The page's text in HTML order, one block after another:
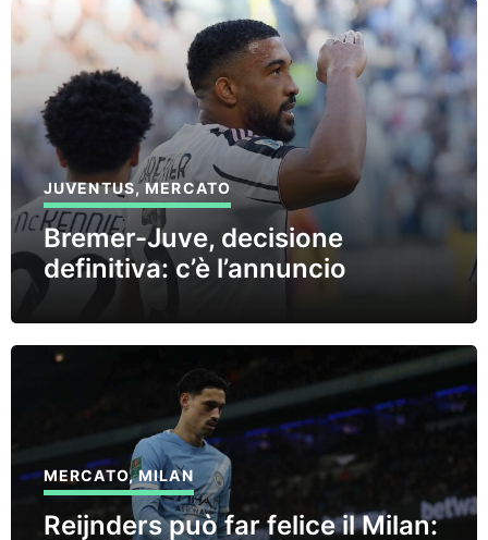
JUVENTUS,MERCATO
Bremer-Juve, decisione
definitiva: c’è l’annuncio
MERCATO,MILAN
Reijnders può far felice il Milan: